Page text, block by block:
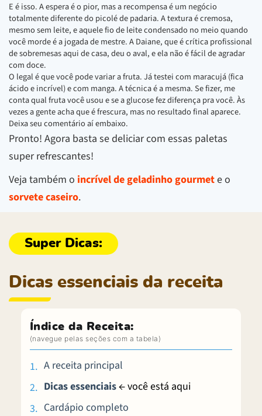
E é isso. A espera é o pior, mas a recompensa é um negócio
totalmente diferente do picolé de padaria. A textura é cremosa,
mesmo sem leite, e aquele fio de leite condensado no meio quando
você morde é a jogada de mestre. A Daiane, que é crítica profissional
de sobremesas aqui de casa, deu o aval, e ela não é fácil de agradar
com doce.
O legal é que você pode variar a fruta. Já testei com maracujá (fica
ácido e incrível) e com manga. A técnica é a mesma. Se fizer, me
conta qual fruta você usou e se a glucose fez diferença pra você. Às
vezes a gente acha que é frescura, mas no resultado final aparece.
Deixa seu comentário aí embaixo.
Pronto! Agora basta se deliciar com essas paletas
super refrescantes!
Veja também o incrível de geladinho gourmete o
sorvete caseiro.
Dicas essenciais da receita
Índice da Receita:
A receita principal
Dicas essenciais← você está aqui
Cardápio completo